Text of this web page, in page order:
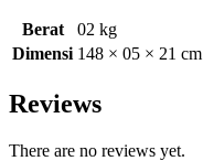
Berat
02 kg
Dimensi 148 × 05 × 21 cm
Reviews
There are no reviews yet.